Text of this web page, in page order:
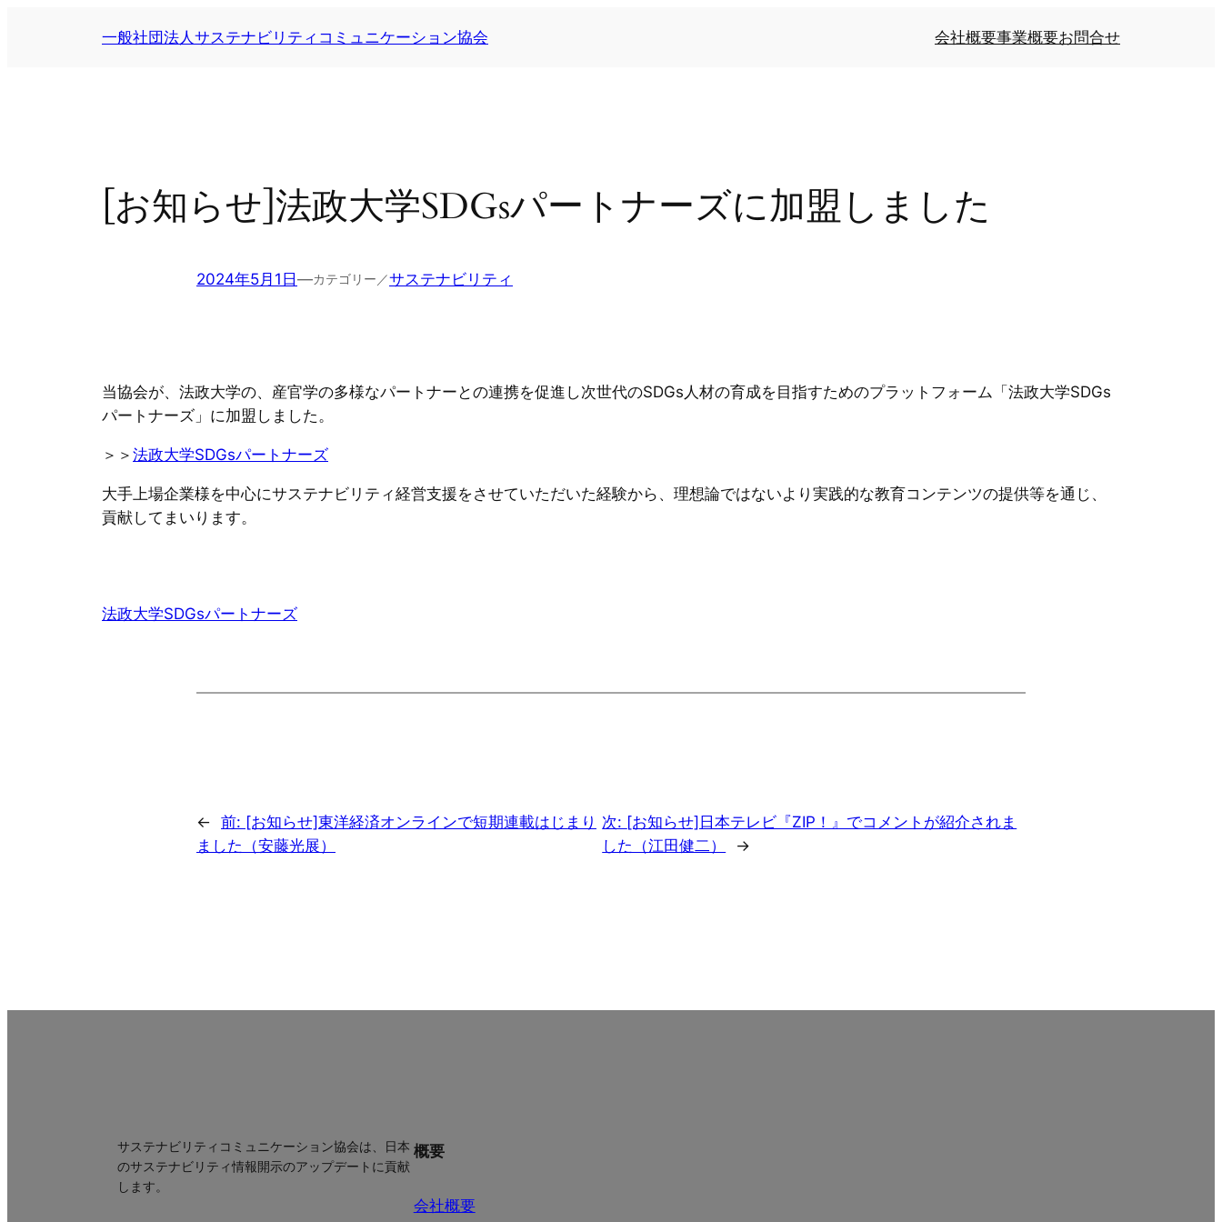
一般社団法人サステナビリティコミュニケーション協会 会社概要事業概要お問合せ
[お知らせ]法政大学SDGsパートナーズに加盟しました
2024年5月1日 —カテゴリー／サステナビリティ
当協会が、法政大学の、産官学の多様なパートナーとの連携を促進し次世代のSDGs人材の育成を目指すためのプラットフォーム「法政大学SDGs
パートナーズ」に加盟しました。
＞＞ 法政大学SDGsパートナーズ
大手上場企業様を中心にサステナビリティ経営支援をさせていただいた経験から、理想論ではないより実践的な教育コンテンツの提供等を通じ、
貢献してまいります。
法政大学SDGsパートナーズ
← 前: [お知らせ]東洋経済オンラインで短期連載はじまり
ました（安藤光展）
次: [お知らせ]日本テレビ『ZIP！』でコメントが紹介されま
した（江田健二）
→
サステナビリティコミュニケーション協会は、日本
のサステナビリティ情報開示のアップデートに貢献
します。
概要
会社概要